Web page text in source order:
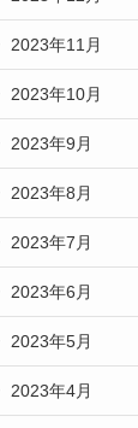
2023年11月
2023年10月
2023年9月
2023年8月
2023年7月
2023年6月
2023年5月
2023年4月